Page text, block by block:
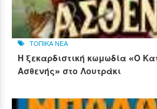
ΤΟΠΙΚΑ ΝΕΑ
Η ξεκαρδιστική κωμωδία «Ο
Ασθενής» στο Λουτράκι